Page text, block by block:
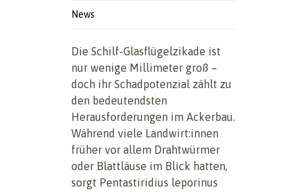
News
Die Schilf-Glasflügelzikade ist
nur wenige Millimeter groß –
doch ihr Schadpotenzial zählt zu
den bedeutendsten
Herausforderungen im Ackerbau.
Während viele Landwirt:innen
früher vor allem Drahtwürmer
oder Blattläuse im Blick hatten,
sorgt Pentastiridius leporinus